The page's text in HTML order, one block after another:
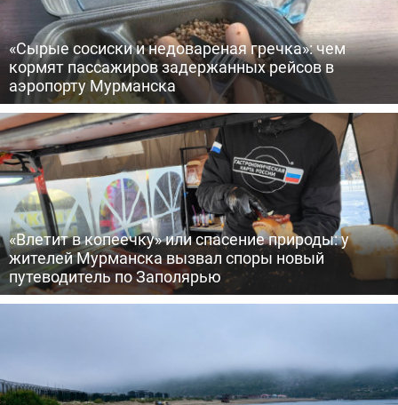
«Сырые сосиски и недовареная гречка»: чем
кормят пассажиров задержанных рейсов в
аэропорту Мурманска
«Влетит в копеечку» или спасение природы: у
жителей Мурманска вызвал споры новый
путеводитель по Заполярью